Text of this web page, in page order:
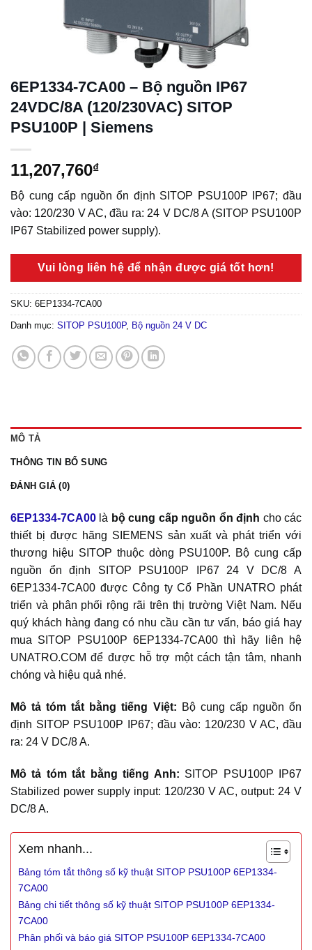
6EP1334-7CA00 – Bộ nguồn IP67
24VDC/8A (120/230VAC) SITOP
PSU100P | Siemens
11,207,760₫
Bộ cung cấp nguồn ổn định SITOP PSU100P IP67; đầu
vào: 120/230 V AC, đầu ra: 24 V DC/8 A (SITOP PSU100P
IP67 Stabilized power supply).
Vui lòng liên hệ để nhận được giá tốt hơn!
SKU: 6EP1334-7CA00
Danh mục: SITOP PSU100P, Bộ nguồn 24 V DC
MÔ TẢ
THÔNG TIN BỔ SUNG
ĐÁNH GIÁ (0)
6EP1334-7CA00 là bộ cung cấp nguồn ổn định cho các
thiết bị được hãng SIEMENS sản xuất và phát triển với
thương hiệu SITOP thuộc dòng PSU100P. Bộ cung cấp
nguồn ổn định SITOP PSU100P IP67 24 V DC/8 A
6EP1334-7CA00 được Công ty Cổ Phần UNATRO phát
triển và phân phối rộng rãi trên thị trường Việt Nam. Nếu
quý khách hàng đang có nhu cầu cần tư vấn, báo giá hay
mua SITOP PSU100P 6EP1334-7CA00 thì hãy liên hệ
UNATRO.COM để được hỗ trợ một cách tận tâm, nhanh
chóng và hiệu quả nhé.
Mô tả tóm tắt bằng tiếng Việt: Bộ cung cấp nguồn ổn
định SITOP PSU100P IP67; đầu vào: 120/230 V AC, đầu
ra: 24 V DC/8 A.
Mô tả tóm tắt bằng tiếng Anh: SITOP PSU100P IP67
Stabilized power supply input: 120/230 V AC, output: 24 V
DC/8 A.
Xem nhanh...
Bảng tóm tắt thông số kỹ thuật SITOP PSU100P 6EP1334-
7CA00
Bảng chi tiết thông số kỹ thuật SITOP PSU100P 6EP1334-
7CA00
Phân phối và báo giá SITOP PSU100P 6EP1334-7CA00